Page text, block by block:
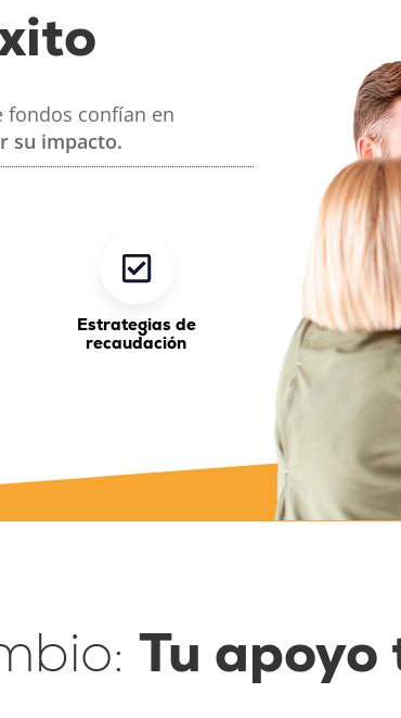
fondos confían en
su impacto.
Estrategias de
recaudación
Tu